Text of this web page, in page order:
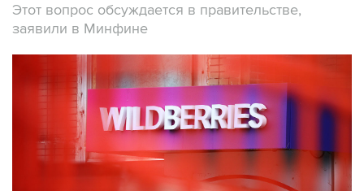
Этот вопрос обсуждается в правительстве,
заявили в Минфине